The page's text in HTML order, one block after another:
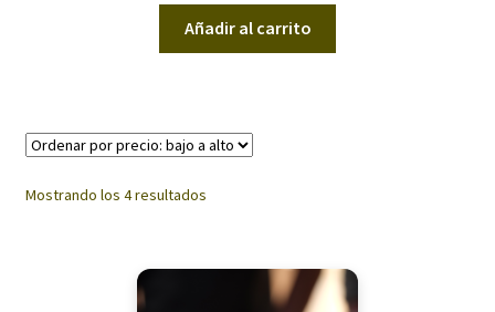
original
era:
es:
Añadir al carrito
Mostrando los 4 resultadosOrdenado
bajo